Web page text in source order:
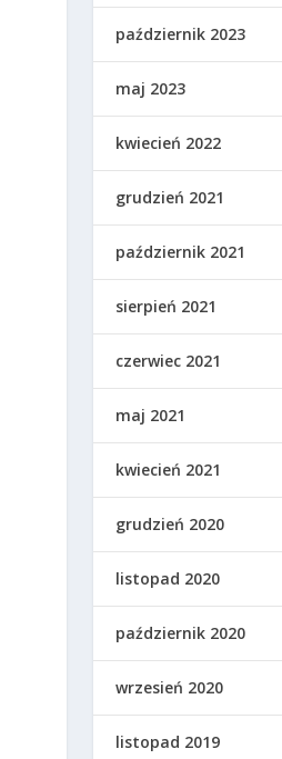
październik 2023
maj 2023
kwiecień 2022
grudzień 2021
październik 2021
sierpień 2021
czerwiec 2021
maj 2021
kwiecień 2021
grudzień 2020
listopad 2020
październik 2020
wrzesień 2020
listopad 2019